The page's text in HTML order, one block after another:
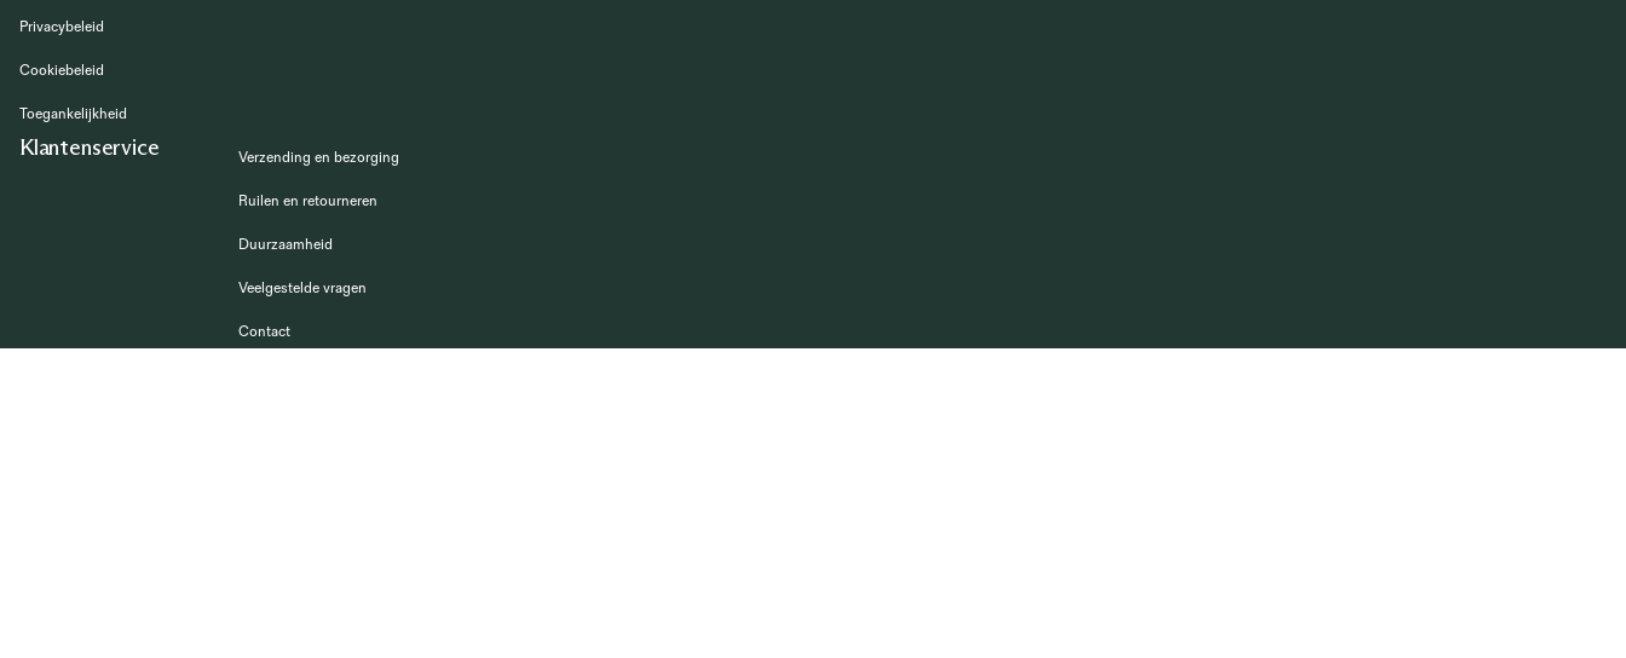
Privacybeleid
Cookiebeleid
Toegankelijkheid
Klantenservice Verzending en bezorging
Ruilen en retourneren
Duurzaamheid
Veelgestelde vragen
Contact